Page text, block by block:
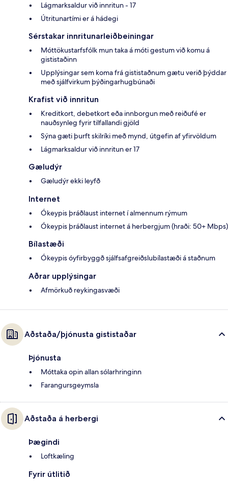
Lágmarksaldur við innritun - 17
Útritunartími er á hádegi
Sérstakar innritunarleiðbeiningar
Móttökustarfsfólk mun taka á móti gestum við komu á
gististaðinn
Upplýsingar sem koma frá gististaðnum gætu verið þýddar
með sjálfvirkum þýðingarhugbúnaði
Krafist við innritun
Kreditkort, debetkort eða innborgun með reiðufé er
nauðsynleg fyrir tilfallandi gjöld
Sýna gæti þurft skilríki með mynd, útgefin af yfirvöldum
Lágmarksaldur við innritun er 17
Gæludýr
Gæludýr ekki leyfð
Internet
Ókeypis þráðlaust internet í almennum rýmum
Ókeypis þráðlaust internet á herbergjum (hraði: 50+ Mbps)
Bílastæði
Ókeypis óyfirbyggð sjálfsafgreiðslubílastæði á staðnum
Aðrar upplýsingar
Afmörkuð reykingasvæði
Aðstaða/þjónusta gististaðar
Þjónusta
Móttaka opin allan sólarhringinn
Farangursgeymsla
Aðstaða á herbergi
Þægindi
Loftkæling
Fyrir útlitið